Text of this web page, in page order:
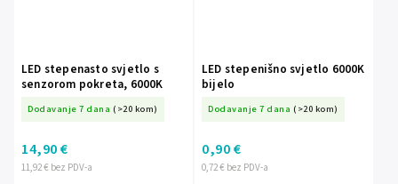
LED stepenasto svjetlo s
senzorom pokreta, 6000K
Dodavanje 7 dana (>20 kom)
11,92 € bez PDV-a
14,90 €
LED stepenišno svjetlo 6000K
bijelo
Dodavanje 7 dana (>20 kom)
0,72 € bez PDV-a
0,90 €